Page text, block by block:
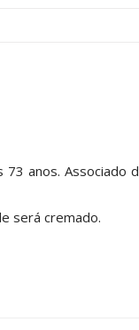
anos. Associado
será cremado.